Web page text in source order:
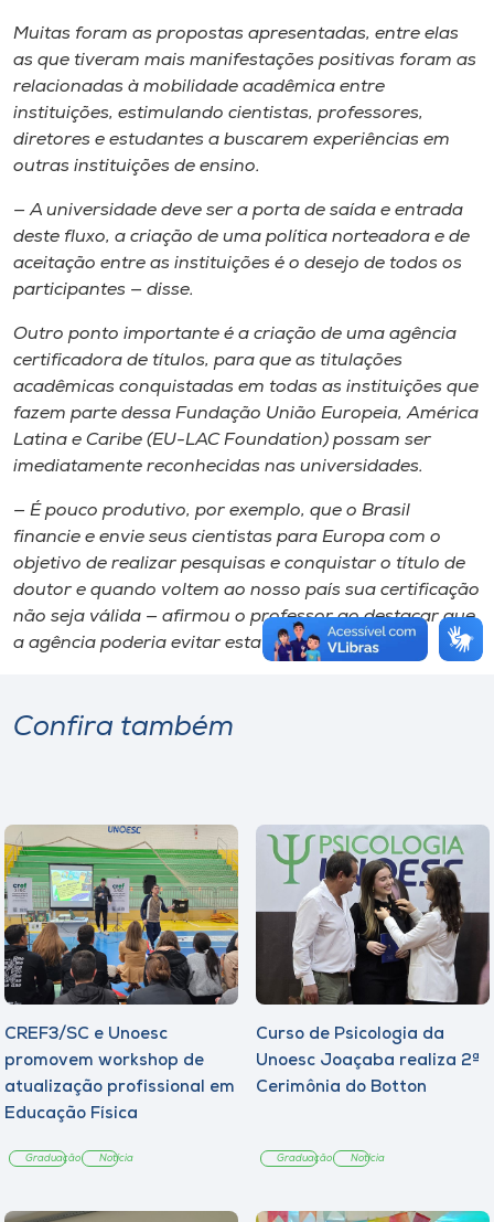
Muitas foram as propostas apresentadas, entre elas
as que tiveram mais manifestações positivas foram as
relacionadas à mobilidade acadêmica entre
instituições, estimulando cientistas, professores,
diretores e estudantes a buscarem experiências em
outras instituições de ensino.
— A universidade deve ser a porta de saída e entrada
deste fluxo, a criação de uma política norteadora e de
aceitação entre as instituições é o desejo de todos os
participantes — disse.
Outro ponto importante é a criação de uma agência
certificadora de títulos, para que as titulações
acadêmicas conquistadas em todas as instituições que
fazem parte dessa Fundação União Europeia, América
Latina e Caribe (EU-LAC Foundation) possam ser
imediatamente reconhecidas nas universidades.
— É pouco produtivo, por exemplo, que o Brasil
financie e envie seus cientistas para Europa com o
objetivo de realizar pesquisas e conquistar o título de
doutor e quando voltem ao nosso país sua certificação
não seja válida — afirmou o professor ao destacar que
a agência poderia evitar esta discrepância.
Confira também
CREF3/SC e Unoesc
promovem workshop de
atualização profissional em
Educação Física
Graduação Notícia
Curso de Psicologia da
Unoesc Joaçaba realiza 2ª
Cerimônia do Botton
Graduação Notícia